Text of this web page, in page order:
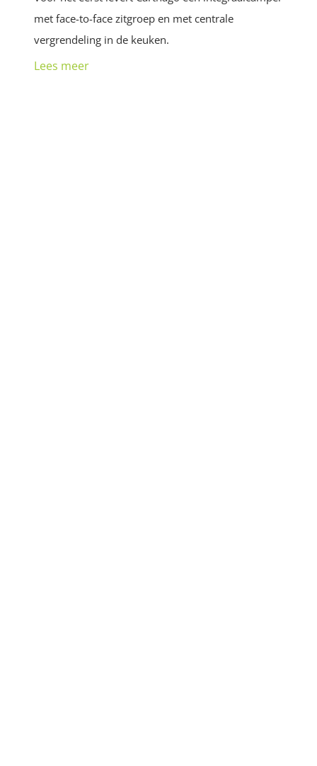
met face-to-face zitgroep en met centrale
vergrendeling in de keuken.
Lees meer